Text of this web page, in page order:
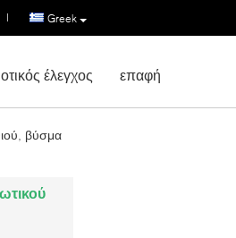
Greek
|
έλεγχος επαφή
βύσμα